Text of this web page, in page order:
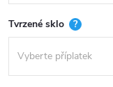
Tvrzené sklo ?